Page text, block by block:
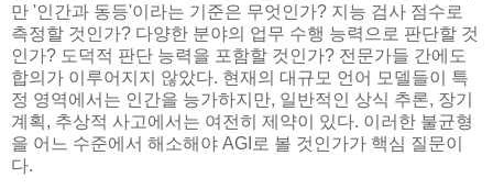
만 '인간과 동등'이라는 기준은 무엇인가? 지능 검사 점수로
측정할 것인가? 다양한 분야의 업무 수행 능력으로 판단할 것
인가? 도덕적 판단 능력을 포함할 것인가? 전문가들 간에도
합의가 이루어지지 않았다. 현재의 대규모 언어 모델들이 특
정 영역에서는 인간을 능가하지만, 일반적인 상식 추론, 장기
계획, 추상적 사고에서는 여전히 제약이 있다. 이러한 불균형
을 어느 수준에서 해소해야 AGI로 볼 것인가가 핵심 질문이
다.